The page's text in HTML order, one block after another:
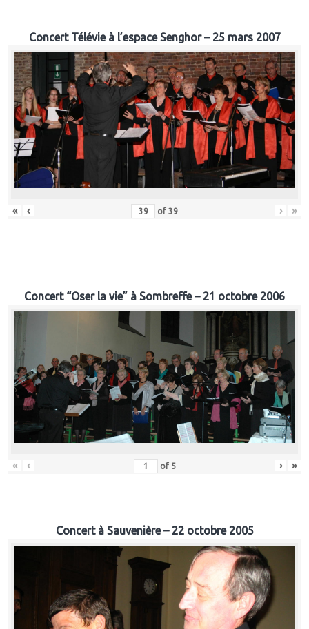
Concert Télévie à l’espace Senghor – 25 mars 2007
« ‹ of 39 › »
Concert “Oser la vie” à Sombreffe – 21 octobre 2006
« ‹ of 5 › »
Concert à Sauvenière – 22 octobre 2005